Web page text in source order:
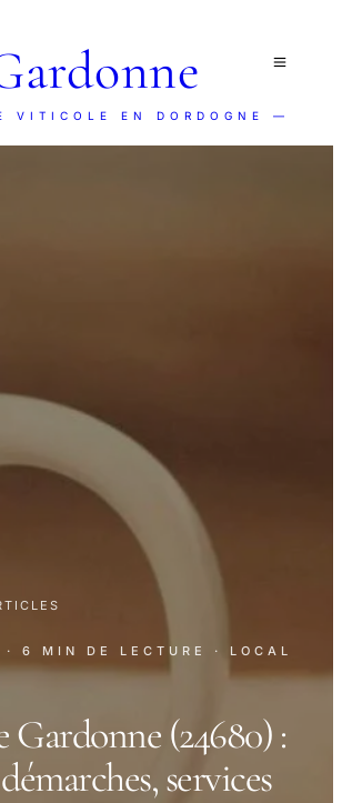
VITICOLE EN DORDOGNE —
· 6 MIN DE LECTURE
· LOCAL
Gardonne (24680) :
services